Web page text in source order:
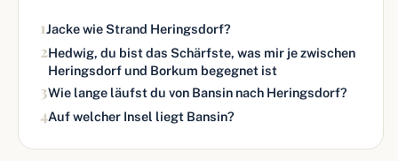
1Jacke wie Strand Heringsdorf?
2Hedwig, du bist das Schärfste, was mir je zwischen
Heringsdorf und Borkum begegnet ist
3Wie lange läufst du von Bansin nach Heringsdorf?
4Auf welcher Insel liegt Bansin?